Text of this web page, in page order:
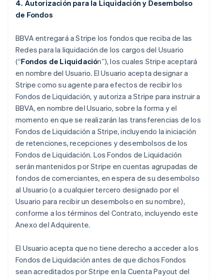
4. Autorización para la Liquidación y Desembolso
de Fondos
BBVA entregará a Stripe los fondos que reciba de las
Redes para la liquidación de los cargos del Usuario
(“Fondos de Liquidación”), los cuales Stripe aceptará
en nombre del Usuario. El Usuario acepta designar a
Stripe como su agente para efectos de recibir los
Fondos de Liquidación, y autoriza a Stripe para instruir a
BBVA, en nombre del Usuario, sobre la forma y el
momento en que se realizarán las transferencias de los
Fondos de Liquidación a Stripe, incluyendo la iniciación
de retenciones, recepciones y desembolsos de los
Fondos de Liquidación. Los Fondos de Liquidación
serán mantenidos por Stripe en cuentas agrupadas de
fondos de comerciantes, en espera de su desembolso
al Usuario (o a cualquier tercero designado por el
Usuario para recibir un desembolso en su nombre),
conforme a los términos del Contrato, incluyendo este
Anexo del Adquirente.
El Usuario acepta que no tiene derecho a acceder a los
Fondos de Liquidación antes de que dichos Fondos
sean acreditados por Stripe en la Cuenta Payout del